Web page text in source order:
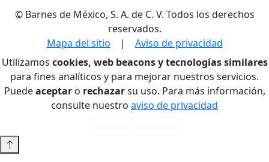
© Barnes de México, S. A. de C. V. Todos los derechos
reservados.
Mapa del sitio | Aviso de privacidad
Utilizamos cookies, web beacons y tecnologías similares
para fines analíticos y para mejorar nuestros servicios.
Puedeaceptaro rechazarsu uso. Para más información,
consulte nuestro aviso de privacidad